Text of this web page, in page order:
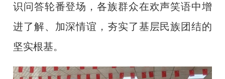
识问答轮番登场，各族群众在欢声笑语中增
进了解、加深情谊，夯实了基层民族团结的
坚实根基。